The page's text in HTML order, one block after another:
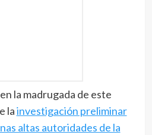
la madrugada de este
lainvestigación preliminar
altas autoridades de la